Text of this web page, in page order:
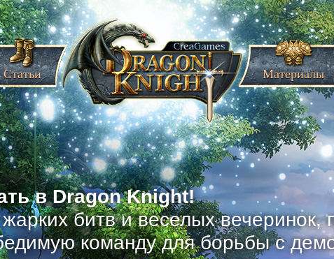
в Dragon Knight!
битв и веселых вечеринок,
команду для борьбы с
Статьи Материалы